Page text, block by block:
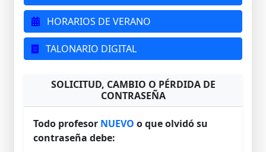
HORARIOS DE VERANO
TALONARIO DIGITAL
SOLICITUD, CAMBIO O PÉRDIDA DE
CONTRASEÑA
Todo profesor NUEVO o que olvidó su
contraseña debe: